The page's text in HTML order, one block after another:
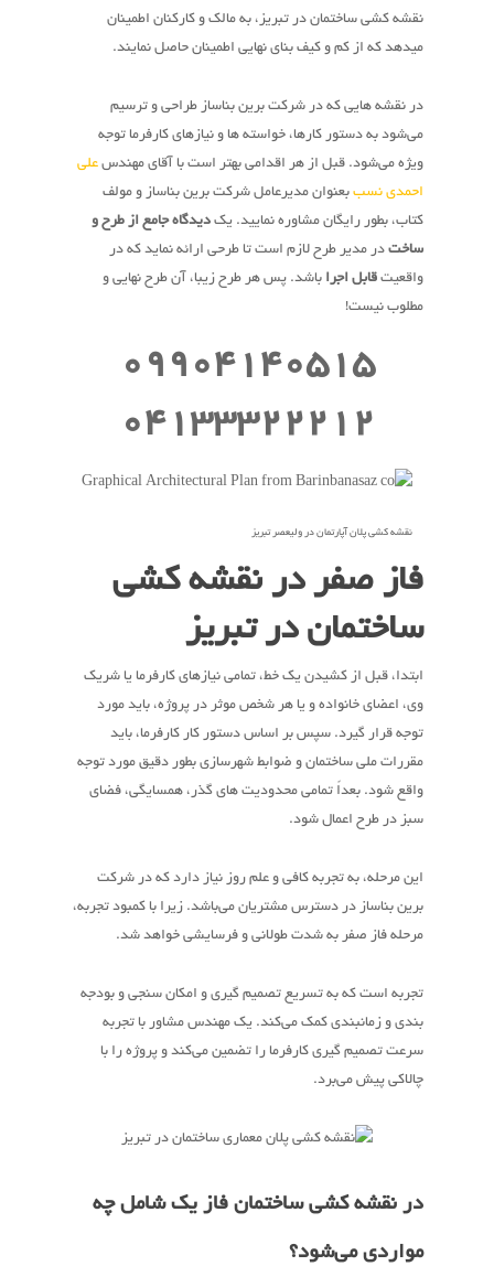
نقشه کشی ساختمان در تبریز، به مالک و کارکنان اطمینان
میدهد که از کم و کیف بنای نهایی اطمینان حاصل نمایند.
در نقشه هایی که در شرکت برین بناساز طراحی و ترسیم
می‌شود به دستور کارها، خواسته ها و نیازهای کارفرما توجه
ویژه می‌شود. قبل از هر اقدامی بهتر است با آقای مهندس علی
احمدی نسب بعنوان مدیرعامل شرکت برین بناساز و مولف
کتاب، بطور رایگان مشاوره نمایید. یک دیدگاه جامع از طرح و
ساخت در مدیر طرح لازم است تا طرحی ارائه نماید که در
واقعیت قابل اجرا باشد. پس هر طرح زیبا، آن طرح نهایی و
مطلوب نیست!
09904140515
04133322212
نقشه کشی پلان آپارتمان در ولیعصر تبریز
فاز صفر در نقشه کشی
ساختمان در تبریز
ابتدا، قبل از کشیدن یک خط، تمامی نیازهای کارفرما یا شریک
وی، اعضای خانواده و یا هر شخص موثر در پروژه، باید مورد
توجه قرار گیرد. سپس بر اساس دستور کار کارفرما، باید
مقررات ملی ساختمان و ضوابط شهرسازی بطور دقیق مورد توجه
واقع شود. بعداً تمامی محدودیت های گذر، همسایگی، فضای
سبز در طرح اعمال شود.
این مرحله، به تجربه کافی و علم روز نیاز دارد که در شرکت
برین بناساز در دسترس مشتریان می‌باشد. زیرا با کمبود تجربه،
مرحله فاز صفر به شدت طولانی و فرسایشی خواهد شد.
تجربه است که به تسریع تصمیم گیری و امکان سنجی و بودجه
بندی و زمانبندی کمک می‌کند. یک مهندس مشاور با تجربه
سرعت تصمیم گیری کارفرما را تضمین می‌کند و پروژه را با
چالاکی پیش می‌برد.
در نقشه کشی ساختمان فاز یک شامل چه
مواردی می‌شود؟